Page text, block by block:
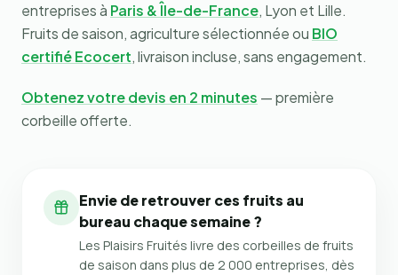
entreprises à Paris & Île-de-France, Lyon et Lille.
Fruits de saison, agriculture sélectionnée ou BIO
certifié Ecocert, livraison incluse, sans engagement.
Obtenez votre devis en 2 minutes — première
corbeille offerte.
Envie de retrouver ces fruits au
bureau chaque semaine ?
Les Plaisirs Fruités livre des corbeilles de fruits
de saison dans plus de 2 000 entreprises, dès